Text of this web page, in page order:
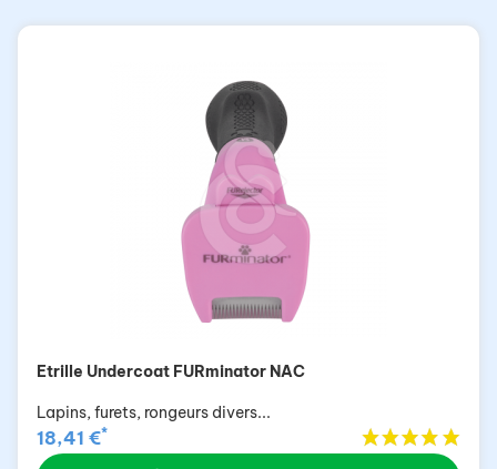
Etrille Undercoat FURminator NAC
Lapins, furets, rongeurs divers...
18,41 €*